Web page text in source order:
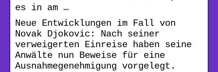
es in am …
Neue Entwicklungen im Fall von
Novak Djokovic: Nach seiner
verweigerten Einreise haben seine
Anwälte nun Beweise für eine
Ausnahmegenehmigung vorgelegt.